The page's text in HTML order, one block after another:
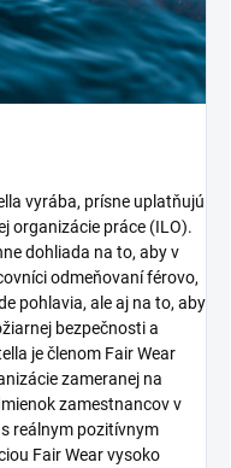
vyrába, prísne uplatňujú
organizácie práce (ILO).
dohliada na to, aby v
odmeňovaní férovo,
pohlavia, ale aj na to, aby
bezpečnosti a
je členom Fair Wear
zameranej na
zamestnancov v
reálnym pozitívnym
Fair Wear vysoko